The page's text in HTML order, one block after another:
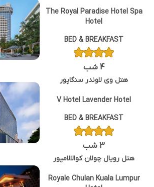
The Royal Paradise Hotel Spa
Hotel
BED & BREAKFAST
4 شب
هتل وی لاوندر سنگاپور
V Hotel Lavender Hotel
BED & BREAKFAST
3 شب
هتل رویال چولان کوالالامپور
Royale Chulan Kuala Lumpur